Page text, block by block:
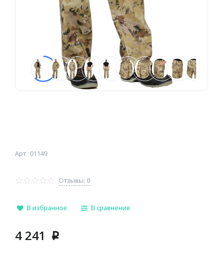
Арт 01149
Отзывы: 0
В избранное В сравнение
4 241 p